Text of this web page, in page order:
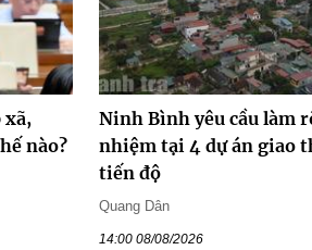
xã,
nào?
Ninh Bình yêu cầu làm
nhiệm tại 4 dự án giao
tiến độ
Quang Dân
14:00 08/08/2026